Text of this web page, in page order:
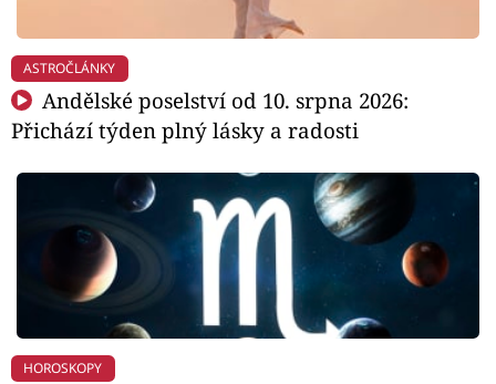
ASTROČLÁNKY
Andělské poselství od 10. srpna 2026:
Přichází týden plný lásky a radosti
HOROSKOPY